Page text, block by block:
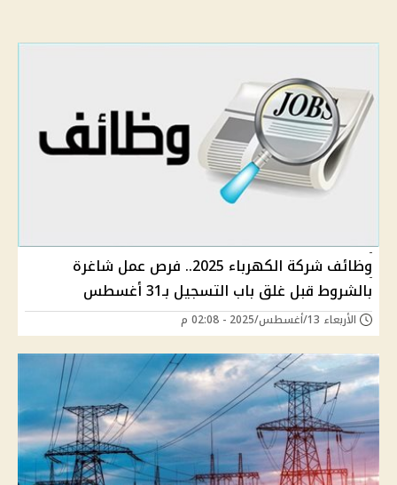
وظائف شركة الكهرباء 2025.. فرص عمل شاغرة
بالشروط قبل غلق باب التسجيل بـ31 أغسطس
الأربعاء 13/أغسطس/2025 - 02:08 م